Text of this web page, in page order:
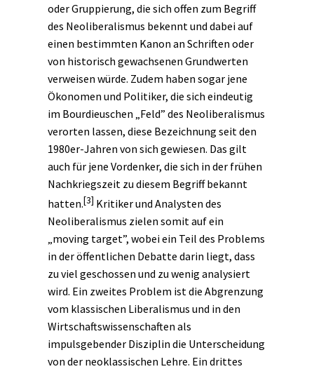
oder Gruppierung, die sich offen zum Begriff
des Neoliberalismus bekennt und dabei auf
einen bestimmten Kanon an Schriften oder
von historisch gewachsenen Grundwerten
verweisen würde. Zudem haben sogar jene
Ökonomen und Politiker, die sich eindeutig
im Bourdieuschen „Feld” des Neoliberalismus
verorten lassen, diese Bezeichnung seit den
1980er-Jahren von sich gewiesen. Das gilt
auch für jene Vordenker, die sich in der frühen
Nachkriegszeit zu diesem Begriff bekannt
hatten.[3] Kritiker und Analysten des
Neoliberalismus zielen somit auf ein
„moving target”, wobei ein Teil des Problems
in der öffentlichen Debatte darin liegt, dass
zu viel geschossen und zu wenig analysiert
wird. Ein zweites Problem ist die Abgrenzung
vom klassischen Liberalismus und in den
Wirtschaftswissenschaften als
impulsgebender Disziplin die Unterscheidung
von der neoklassischen Lehre. Ein drittes